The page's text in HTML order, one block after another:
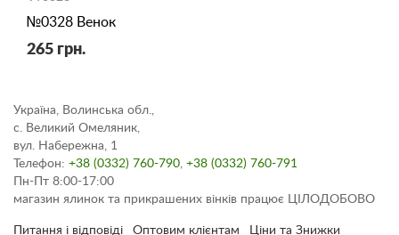
№0328 Венок
265 грн.
Україна, Волинська обл.,
с. Великий Омеляник,
вул. Набережна, 1
Телефон: +38 (0332) 760-790, +38 (0332) 760-791
Пн-Пт 8:00-17:00
магазин ялинок та прикрашених вінків працює ЦІЛОДОБОВО
Питання і відповіді Оптовим клієнтам Ціни та Знижки